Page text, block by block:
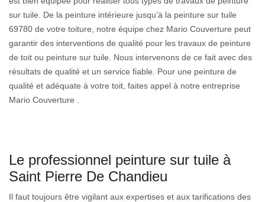
sur tuile. De la peinture intérieure jusqu’à la peinture sur tuile
69780 de votre toiture, notre équipe chez Mario Couverture peut
garantir des interventions de qualité pour les travaux de peinture
de toit ou peinture sur tuile. Nous intervenons de ce fait avec des
résultats de qualité et un service fiable. Pour une peinture de
qualité et adéquate à votre toit, faites appel à notre entreprise
Mario Couverture .
Le professionnel peinture sur tuile à
Saint Pierre De Chandieu
Il faut toujours être vigilant aux expertises et aux tarifications des